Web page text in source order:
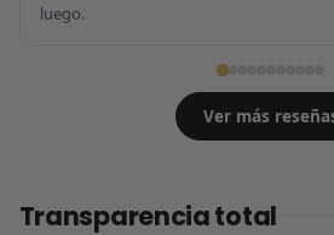
luego.
Ver más
Transparencia total